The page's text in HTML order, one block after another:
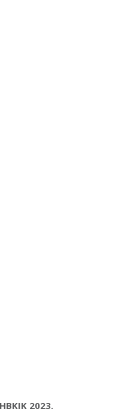
2023.